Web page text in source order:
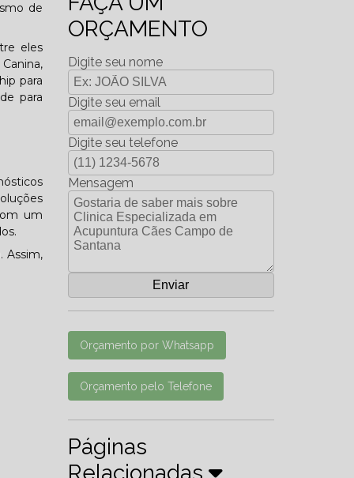
de
eles
para
para
um
Assim,
ORÇAMENTO
Digite seu nome
Digite seu email
Digite seu telefone
Mensagem
Orçamento por Whatsapp
Orçamento pelo Telefone
Páginas